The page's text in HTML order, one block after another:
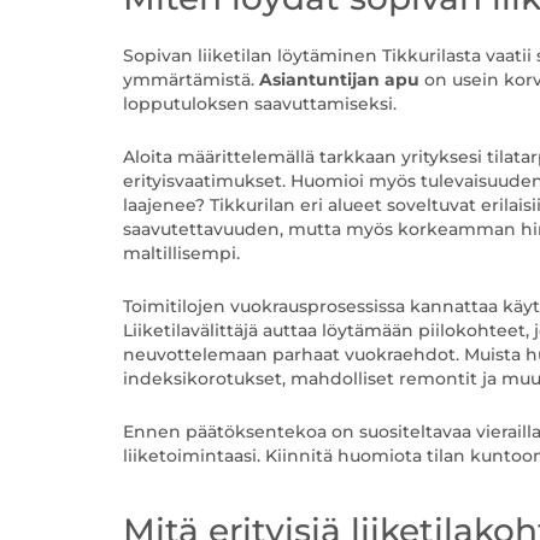
Sopivan liiketilan löytäminen Tikkurilasta
ymmärtämistä. Asiantuntijan apu on usein
lopputuloksen saavuttamiseksi.
Aloita määrittelemällä tarkkaan yrityksesi
erityisvaatimukset. Huomioi myös
laajenee? Tikkurilan eri alueet soveltuvat
saavutettavuuden, mutta myös korkeamman
maltillisempi.
Toimitilojen vuokrausprosessissa kannattaa
Liiketilavälittäjä auttaa löytämään
neuvottelemaan parhaat vuokraehdot. Muista
indeksikorotukset, mahdolliset remontit ja
Ennen päätöksentekoa on suositeltavaa
liiketoimintaasi. Kiinnitä huomiota tilan
Mitä erityisiä